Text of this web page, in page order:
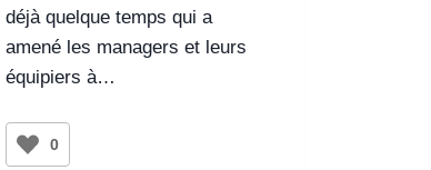
déjà quelque temps qui a
amené les managers et leurs
équipiers à…
0